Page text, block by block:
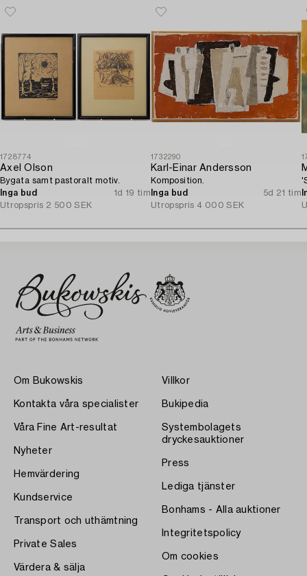
1728774
Axel Olson
Bygata samt pastoralt motiv.
Inga bud
1d 19 tim
Utropspris 2 500 SEK
1732290
Karl-Einar Andersson
Komposition.
Inga bud
5d 21 tim
Utropspris 4 000 SEK
Om Bukowskis
Kontakta våra specialister
Våra Fine Art-resultat
Nyheter
Hemvärdering
Kundservice
Transport och uthämtning
Private Sales
Värdera & sälja
Villkor
Bukipedia
Systembolagets
dryckesauktioner
Press
Lediga tjänster
Bonhams - Alla auktioner
Integritetspolicy
Om cookies